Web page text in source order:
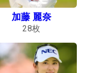
加藤 麗奈
28枚